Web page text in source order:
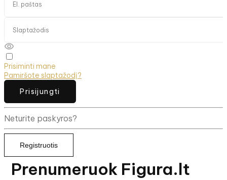
Prisiminti mane
Pamiršote slaptažodį?
Prisijungti
Neturite paskyros?
Registruotis
Prenumeruok Figura.lt